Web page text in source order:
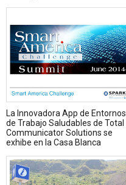
La Innovadora App de Entornos
de Trabajo Saludables de Total
Communicator Solutions se
exhibe en la Casa Blanca